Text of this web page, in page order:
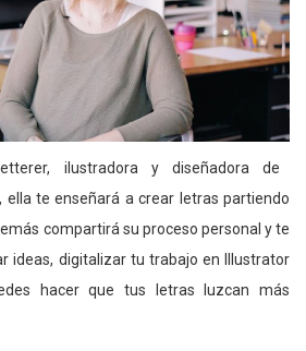
ilustradora y diseñadora de
ella te enseñará a crear letras partiendo
compartirá su proceso personal y te
ideas, digitalizar tu trabajo en Illustrator
hacer que tus letras luzcan más